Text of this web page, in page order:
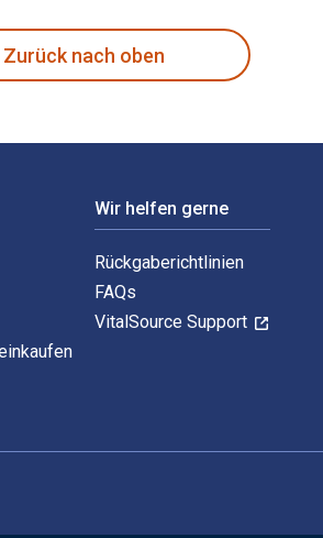
Zurück nach oben
Wir helfen gerne
Rückgaberichtlinien
FAQs
VitalSource Support